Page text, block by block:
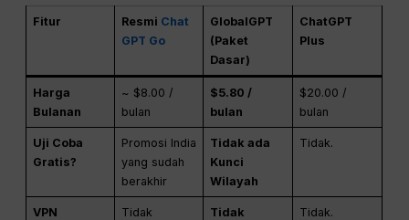
Fitur Resmi Chat
GPT Go
GlobalGPT
(Paket
Dasar)
ChatGPT
Plus
Harga
Bulanan
~ $8.00 /
bulan
$5.80 /
bulan
$20.00 /
bulan
Uji Coba
Gratis?
Promosi India
yang sudah
berakhir
Tidak ada
Kunci
Wilayah
Tidak.
VPN
Tidak
Tidak
Tidak.